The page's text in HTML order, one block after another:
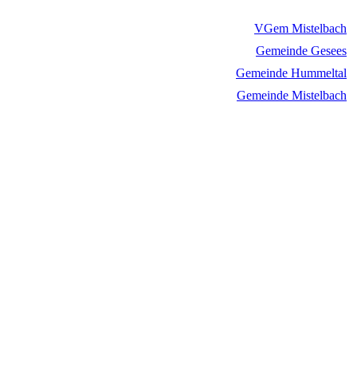
VGem Mistelbach
Gemeinde Gesees
Gemeinde Hummeltal
Gemeinde Mistelbach